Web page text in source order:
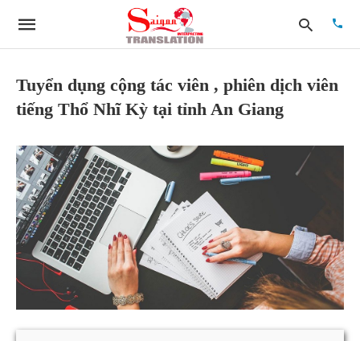
Tuyển dụng cộng tác viên , phiên dịch viên
tiếng Thổ Nhĩ Kỳ tại tỉnh An Giang